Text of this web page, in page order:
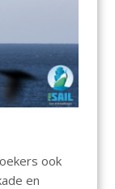
ook
en